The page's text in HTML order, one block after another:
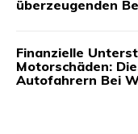
überzeugenden
Finanzielle
Motorschäden:
Autofahrern Bei